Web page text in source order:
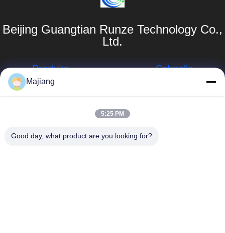
Beijing Guangtian Runze Technology Co.,
Ltd.
Produits
Server Dells GPU
Server Lenovo
18910255277
Schnelle
Majiang
5:25 PM
Good day, what product are you looking for?